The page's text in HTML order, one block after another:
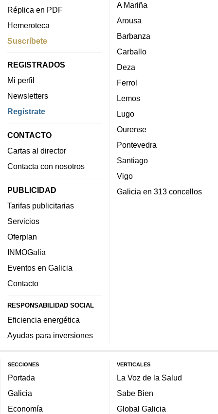
Réplica en PDF
Hemeroteca
Suscríbete
REGISTRADOS
Mi perfil
Newsletters
Regístrate
CONTACTO
Cartas al director
Contacta con nosotros
PUBLICIDAD
Tarifas publicitarias
Servicios
Oferplan
INMOGalia
Eventos en Galicia
Contacto
RESPONSABILIDAD SOCIAL
Eficiencia energética
Ayudas para inversiones
A Mariña
Arousa
Barbanza
Carballo
Deza
Ferrol
Lemos
Lugo
Ourense
Pontevedra
Santiago
Vigo
Galicia en 313 concellos
SECCIONES
Portada
Galicia
Economía
VERTICALES
La Voz de la Salud
Sabe Bien
Global Galicia